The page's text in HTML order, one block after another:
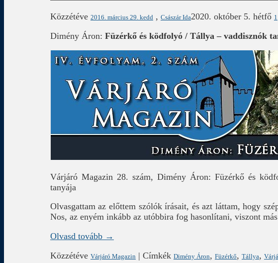
Közzétéve 2016. március 29. kedd , Császár Ida2020. október 5. hétfő 1
Dimény Áron: Füzérkő és ködfolyó / Tállya – vaddisznók
Várjáró Magazin 28. szám, Dimény Áron: Füzérkő és
tanyája
Olvasgattam az előttem szólók írásait, és azt láttam, hogy
Nos, az enyém inkább az utóbbira fog hasonlítani, viszont
Olvasd tovább →
Közzétéve Várjáró Magazin | Címkék Dimény Áron, Füzérkő, Tállya,